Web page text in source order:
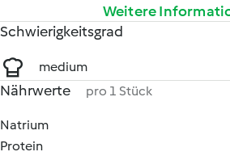
Weitere
Schwierigkeitsgrad
medium
Nährwerte pro 1 Stück
Natrium
Protein